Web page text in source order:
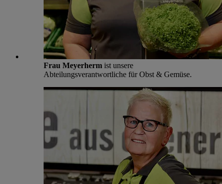
Frau Meyerherm ist unsere
Abteilungsverantwortliche für Obst & Gemüse.